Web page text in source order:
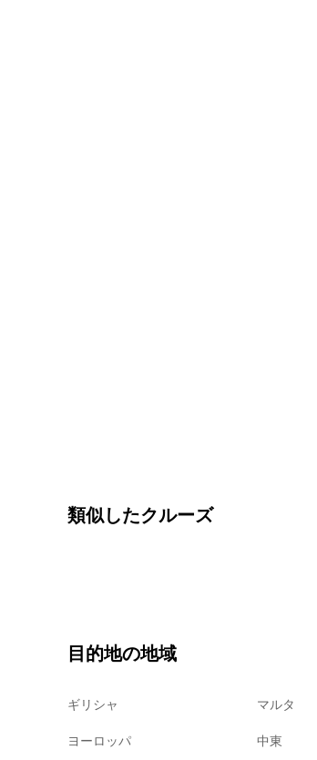
類似したクルーズ
目的地の地域
ギリシャ マルタ
ヨーロッパ 中東